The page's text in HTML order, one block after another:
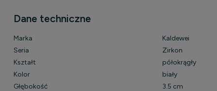
Dane techniczne
Marka
Kaldewei
Seria
Zirkon
Kształt
półokrągły
Kolor
biały
Głębokość
3.5 cm